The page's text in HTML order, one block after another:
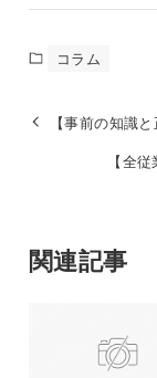
コラム
【事前の知識
【全
関連記事